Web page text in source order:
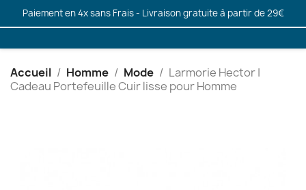
Paiement en 4x sans Frais - Livraison gratuite à partir de 29€
Accueil Homme Mode
Larmorie Hector |
Cadeau Portefeuille Cuir lisse pour Homme